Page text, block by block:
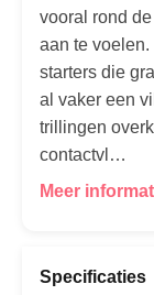
vooral rond
aan te
starters die
al vaker een
trillingen
contactvl…
Meer
Specificaties